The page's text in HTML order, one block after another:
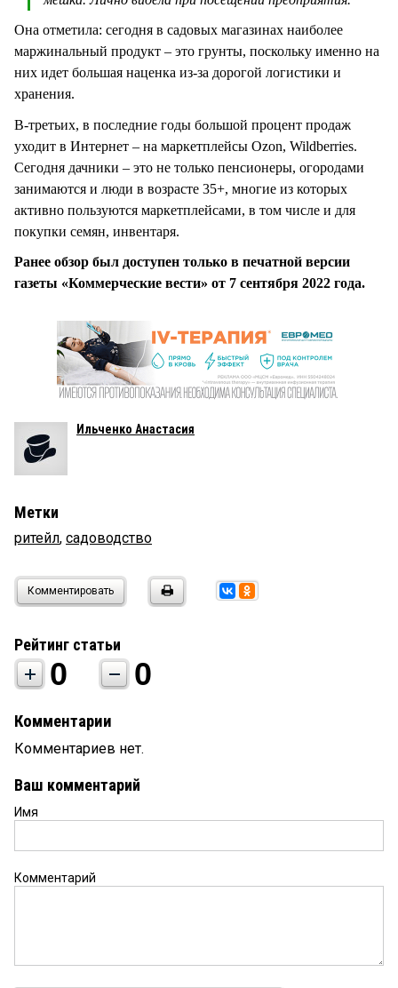
Она отметила: сегодня в садовых магазинах наиболее
маржинальный продукт – это грунты, поскольку именно на
них идет большая наценка из-за дорогой логистики и
хранения.
В-третьих, в последние годы большой процент продаж
уходит в Интернет – на маркетплейсы Ozon, Wildberries.
Сегодня дачники – это не только пенсионеры, огородами
занимаются и люди в возрасте 35+, многие из которых
активно пользуются маркетплейсами, в том числе и для
покупки семян, инвентаря.
Ранее обзор был доступен только в печатной версии
газеты «Коммерческие вести» от 7 сентября 2022 года.
Ильченко Анастасия
Метки
ритейл, садоводство
Комментировать
Рейтинг статьи
0 0
Комментарии
Комментариев нет.
Ваш комментарий
Имя
Комментарий